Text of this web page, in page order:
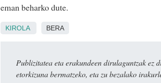
eman beharko dute.
KIROLA BERA
Publizitatea eta erakundeen dirulaguntzak ez
etorkizuna bermatzeko, eta zu bezalako